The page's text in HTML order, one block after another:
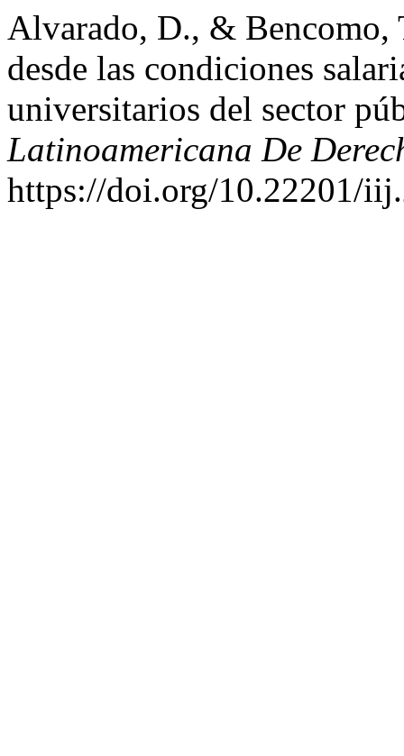
Alvarado, D., & Bencomo,
desde las condiciones
universitarios del sector
Latinoamericana De
https://doi.org/10.22201/